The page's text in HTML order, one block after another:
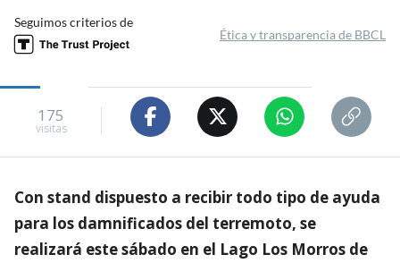
Seguimos criterios de
Ética y transparencia de BBCL
175
visitas
Con stand dispuesto a recibir todo tipo de ayuda
para los damnificados del terremoto, se
realizará este sábado en el Lago Los Morros de